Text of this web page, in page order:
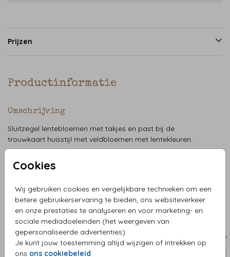
Cookies
Wij gebruiken cookies en vergelijkbare technieken om een
betere gebruikerservaring te bieden, ons websiteverkeer
en onze prestaties te analyseren en voor marketing- en
sociale mediadoeleinden (het weergeven van
gepersonaliseerde advertenties).
Je kunt jouw toestemming altijd wijzigen of intrekken op
ons ons cookiebeleid
Prijzen
Productinformatie
Omschrijving
Sluitzegel lentebloemen met takjes en past bij de
trouwkaart huisstijl met veldbloemen met lentekleuren.
Collectie
Sluitzegels
Deze zijn ook leuk!
Sluitzegel